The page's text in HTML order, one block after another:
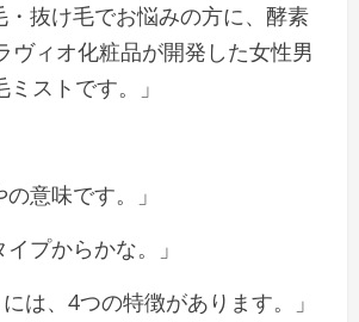
・抜け毛でお悩みの方に、酵素
ヴィオ化粧品が開発した女性男
ストです。」
意味です。」
プからかな。」
は、4つの特徴があります。」